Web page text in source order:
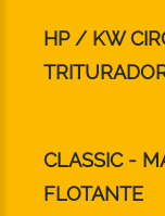
HP / KW
CLASSIC -
FLOTANTE